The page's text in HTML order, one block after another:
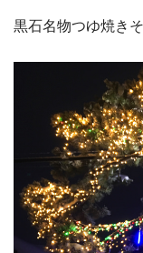
黒石名物つゆ焼き